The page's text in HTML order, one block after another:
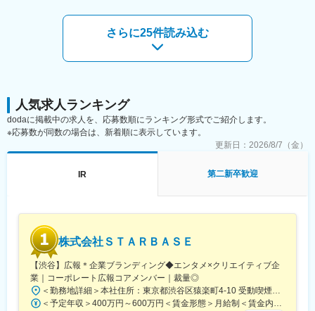
・上場企業としての安定基盤に加え、組織拡大フェーズのため、
自身の提案が制度や方針に反映される裁量の大きさがあります。
・未経験から経営企画に挑戦できる教育体制が整備されており、
会計・IRの専門性を実務を通じて着実に身につけられます。
・アナリスト、機関投資家の関心事などの経営陣へのレポーティ
・自社IR Webサイトのメンテナンス など
■ポジションの魅力：
とともに、市場動向や投資家の声を経営に直接フィードバック
し、企業価値向上に貢献できるポジションです。
（2）個人に与えられている裁量が大きいポジションであること
IR戦略の立案や決算説明資料・統合報告書の作成などを、各プロ
を持ったポジションです。
海外子会社との会議や海外機関投資家とのミーティングなど、グ
ローバルな資本市場を舞台に活躍していただけるポジションで
す。
■キャリアパス：
入社後は、OJTを通じてIR業務を一つひとつ習得していただきま
す。決算期は業務が集中する繁忙期となりますが、閑散期にはレ
クチャーの時間も確保しやすく、業務の目的や背景、これまでの
さらに25件読み込む
人気求人ランキング
dodaに掲載中の求人を、応募数順にランキング形式でご紹介します。
※応募数が同数の場合は、新着順に表示しています。
更新日： 2026/8/7（金）
IR 第二新卒歓迎
株式会社ＳＴＡＲＢＡＳＥ
【渋谷】広報＊企業ブランディング◆エンタメ×クリエイティブ企
業｜コーポレート広報コアメンバー｜裁量◎